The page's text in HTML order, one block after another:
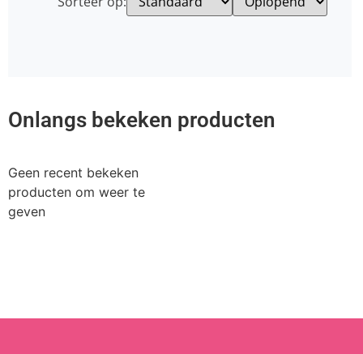
Onlangs bekeken producten
Geen recent bekeken
producten om weer te
geven